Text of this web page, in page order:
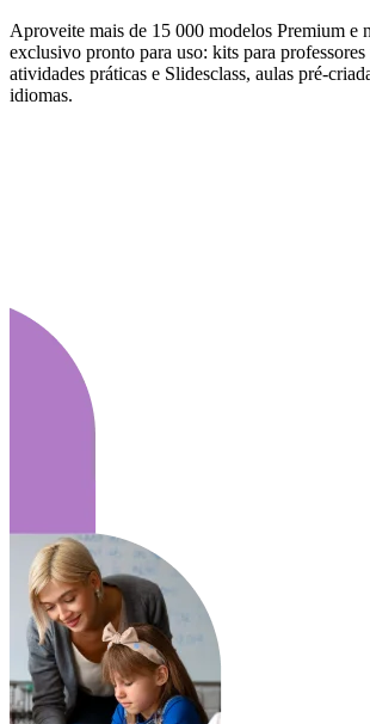
Aproveite mais de 15 000 modelos Premium e
exclusivo pronto para uso: kits para professores
atividades práticas e Slidesclass, aulas pré-
idiomas.